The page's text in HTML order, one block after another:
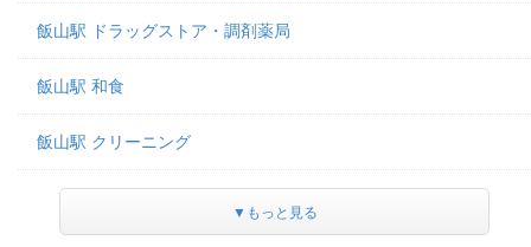
飯山駅 ドラッグストア・調剤薬局
飯山駅 和食
飯山駅 クリーニング
▼もっと見る